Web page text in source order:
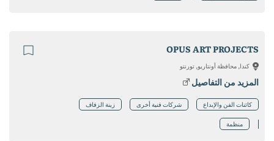
OPUS ART PROJECTS
كندا, محافظة أونتاريو, تورنتو
المزيد من التفاصيل
كائنات الفن والإبداع شركات فنية أخرى زينة الزفاف
منظمة